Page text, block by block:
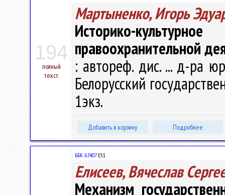
194
полный
текст
Мартыненко, Игорь
Историко-
правоохранительной
: автореф. дис. ... д-ра
Белорусский
1экз.
Добавить в корзину Подробнее
ББК 67.407Е51
Елисеев, Вячеслав
Механизм